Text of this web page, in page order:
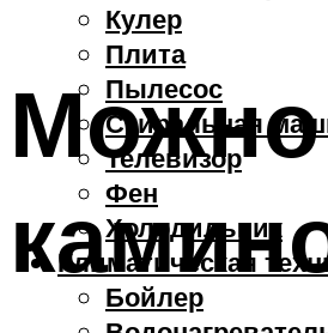
Кулер
Плита
Пылесос
Стиральная
Телевизор
Фен
Холодильник
Климатическая
Бойлер
Можно